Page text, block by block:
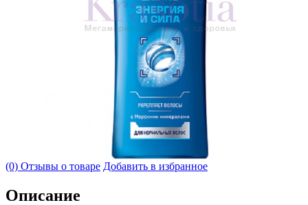
(0) Отзывы о товаре Добавить в избранное
Описание